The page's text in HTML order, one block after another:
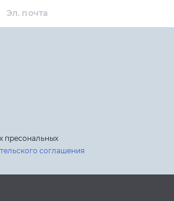
Эл. почта
пресональных
соглашения